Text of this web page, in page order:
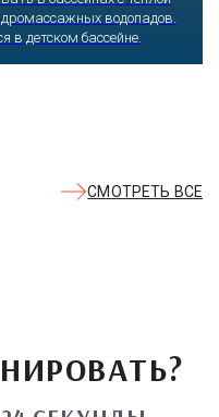
европейского
квестах и творческих
СМОТРЕТЬ ВСЕ